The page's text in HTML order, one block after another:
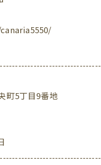
町5丁目9番地